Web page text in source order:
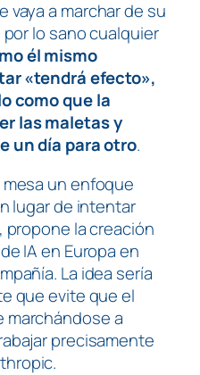
vaya a marchar de su
lo sano cualquier
él mismo
«tendrá efecto»,
como que la
las maletas y
un día para otro.
un enfoque
lugar de intentar
la creación
IA en Europa en
La idea sería
que evite que el
a
precisamente